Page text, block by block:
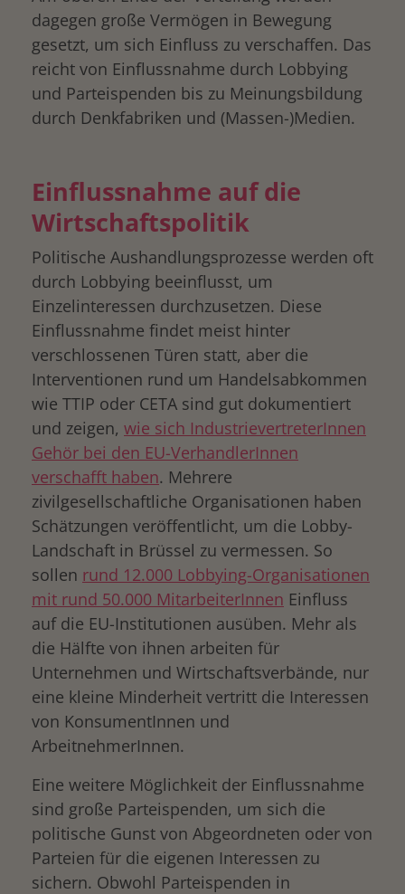
dagegen große Vermögen in Bewegung
gesetzt, um sich Einfluss zu verschaffen. Das
reicht von Einflussnahme durch Lobbying
und Parteispenden bis zu Meinungsbildung
durch Denkfabriken und (Massen-)Medien.
Einflussnahme auf die
Wirtschaftspolitik
Politische Aushandlungsprozesse werden oft
durch Lobbying beeinflusst, um
Einzelinteressen durchzusetzen. Diese
Einflussnahme findet meist hinter
verschlossenen Türen statt, aber die
Interventionen rund um Handelsabkommen
wie TTIP oder CETA sind gut dokumentiert
und zeigen, wie sich IndustrievertreterInnen
Gehör bei den EU-VerhandlerInnen
verschafft haben. Mehrere
zivilgesellschaftliche Organisationen haben
Schätzungen veröffentlicht, um die Lobby-
Landschaft in Brüssel zu vermessen. So
sollen rund 12.000 Lobbying-Organisationen
mit rund 50.000 MitarbeiterInnen Einfluss
auf die EU-Institutionen ausüben. Mehr als
die Hälfte von ihnen arbeiten für
Unternehmen und Wirtschaftsverbände, nur
eine kleine Minderheit vertritt die Interessen
von KonsumentInnen und
ArbeitnehmerInnen.
Eine weitere Möglichkeit der Einflussnahme
sind große Parteispenden, um sich die
politische Gunst von Abgeordneten oder von
Parteien für die eigenen Interessen zu
sichern. Obwohl Parteispenden in